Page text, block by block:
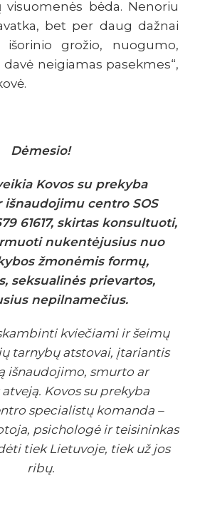
bėda. Nenoriu
bet per daug dažnai
išorinio grožio, nuogumo,
neigiamas pasekmes“,
Dėmesio!
Kovos su prekyba
centro SOS
61617, skirtas konsultuoti,
nukentėjusius nuo
žmonėmis formų,
seksualinės prievartos,
nepilnamečius.
kviečiami ir šeimų
tarnybų atstovai, įtariantis
išnaudojimo, smurto ar
Kovos su prekyba
specialistų komanda –
psichologė ir teisininkas
tiek Lietuvoje, tiek už jos
ribų.